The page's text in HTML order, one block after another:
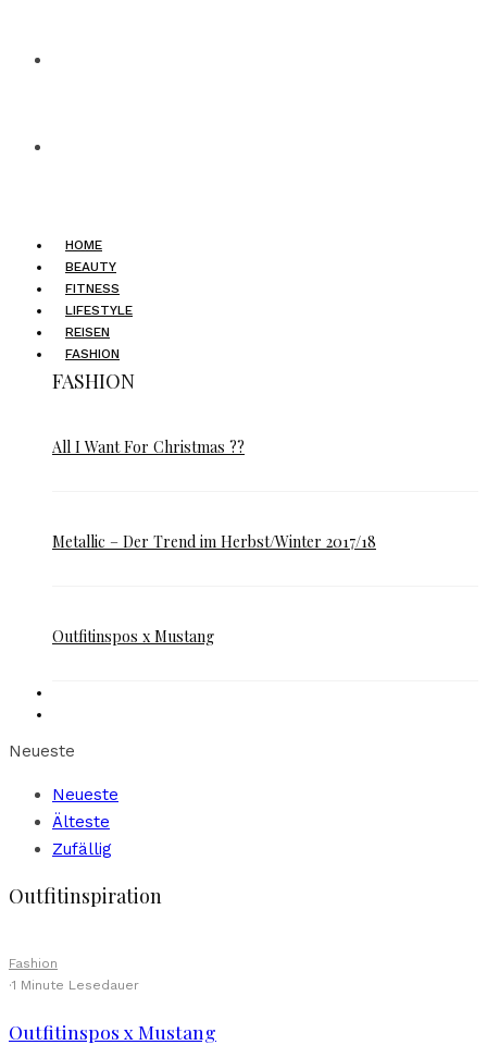
HOME
BEAUTY
FITNESS
LIFESTYLE
REISEN
FASHION
FASHION
All I Want For Christmas ??
Metallic – Der Trend im Herbst/Winter 2017/18
Outfitinspos x Mustang
Neueste
Neueste
Älteste
Zufällig
Outfitinspiration
Fashion
·1 Minute Lesedauer
Outfitinspos x Mustang